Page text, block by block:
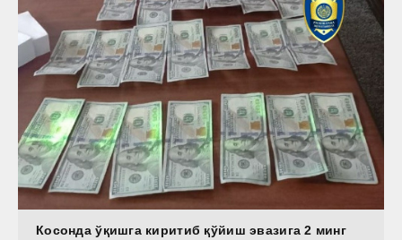
Косонда ўқишга киритиб қўйиш эвазига 2 минг